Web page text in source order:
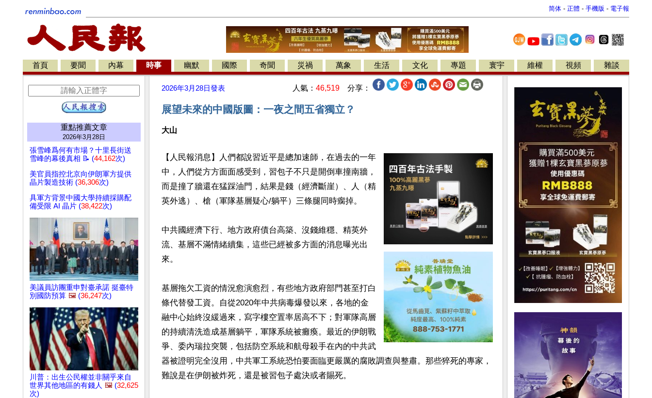
简体 - 正體 - 手機版 - 電子報
首頁 要聞 內幕 時事 幽默 國際 奇聞 災禍 萬象 生活 文化 專題 寰宇 維權 視頻 雜談
重點推薦文章
2026年3月28日
張雪峰爲何有市場？十里長街送
雪峰的幕後真相 📝 (44,162次)
美官員指控北京向伊朗軍方提供
晶片製造技術 (36,306次)
具軍方背景中國大學持續採購配
備受限 AI 晶片 (38,422次)
美議員訪團重申對臺承諾 挺臺特
別國防預算 🖼️ (36,247次)
川普：出生公民權並非關乎來自
世界其他地區的有錢人 🖼️ (32,625
次)
2026年3月28日發表 人氣： 46,519 分享：
展望未來的中國版圖：一夜之間五省獨立？
大山
【人民報消息】人們都說習近平是總加速師，在過去的一年
中，人們從方方面面感受到，習包子不只是開倒車撞南牆，
而是撞了牆還在猛踩油門，結果是錢（經濟斷崖）、人（精
英外逃）、槍（軍隊基層疑心/躺平）三條腿同時瘸掉。
中共國經濟下行、地方政府債台高築、沒錢維穩、精英外
流、基層不滿情緒續集，這些已經被多方面的消息曝光出
來。
基層拖欠工資的情況愈演愈烈，有些地方政府部門甚至打白
條代替發工資。自從2020年中共病毒爆發以來，各地的金
融中心始終沒緩過來，寫字樓空置率居高不下；對軍隊高層
的持續清洗造成基層躺平，軍隊系統被癱瘓。最近的伊朗戰
爭、委內瑞拉突襲，包括防空系統和航母殺手在內的中共武
器被證明完全沒用，中共軍工系統恐怕要面臨更嚴厲的腐敗調查與整肅。那些猝死的專家，
難說是在伊朗被炸死，還是被習包子處決或者賜死。